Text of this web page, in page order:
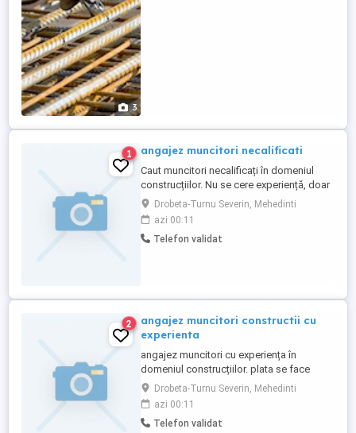
3
1 angajez muncitori necalificati
Caut muncitori necalificați în domeniul
construcțiilor. Nu se cere experiență, doar
seriozitate și fără frică de inaltime( se
lucrează pe schele metalice)Plata la zi sau
la săptămână după preferințe. detalii la
telefon.
Drobeta-Turnu Severin, Mehedinti
azi 00:11
Telefon validat
2
angajez muncitori constructii cu
experienta
angajez muncitori cu experiența în
domeniul construcțiilor. plata se face
zilnic sau la săptămână( doar cu
experiență) se lucrează la fațade blocuri
,case si zidarii. . mai multe detalii la
telefon
Drobeta-Turnu Severin, Mehedinti
azi 00:11
Telefon validat